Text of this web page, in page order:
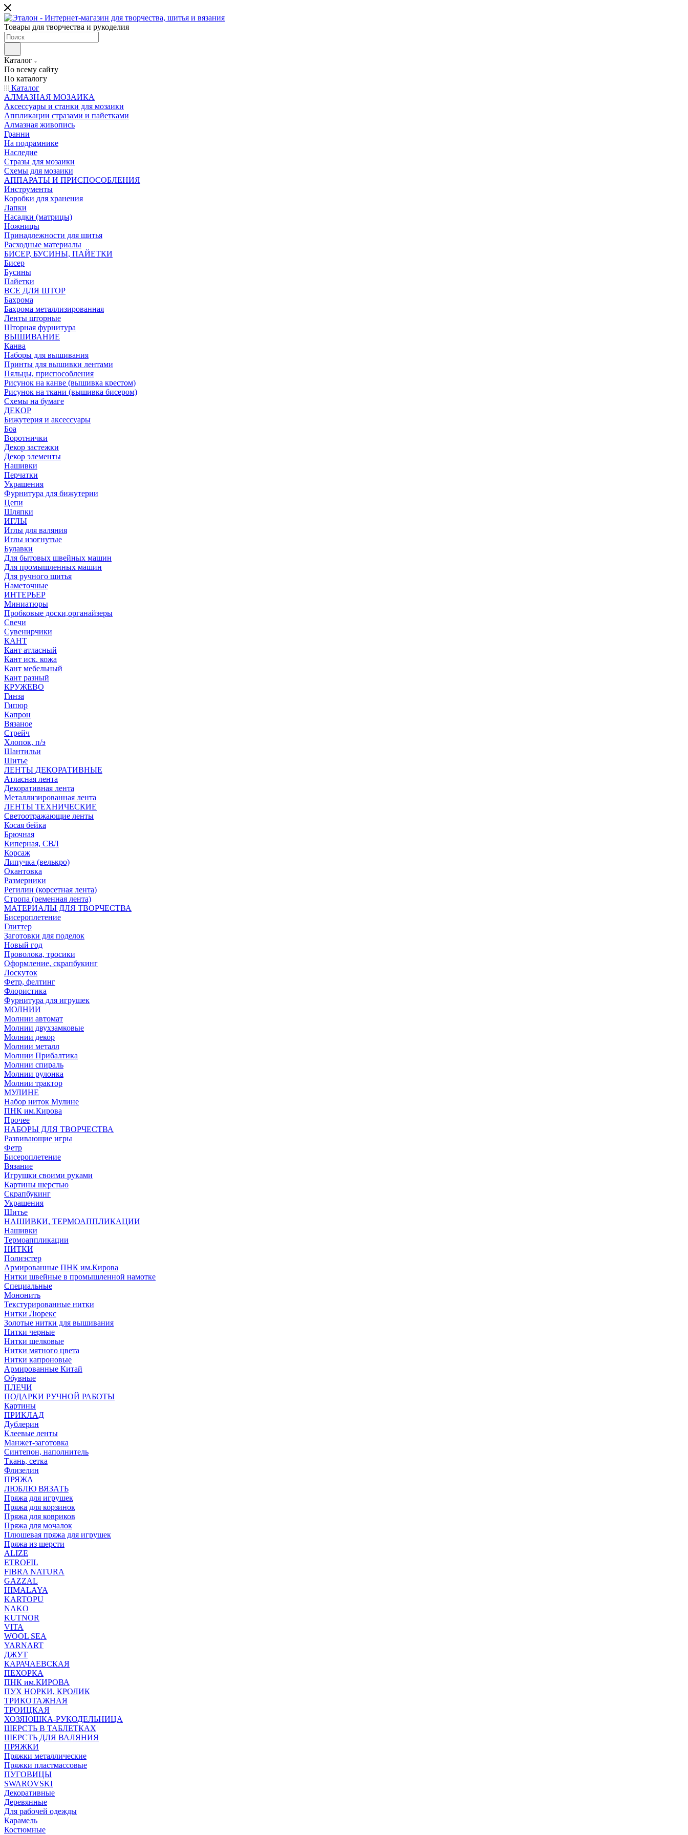
Товары для творчества и рукоделия
Каталог
По всему сайту
По каталогу
Каталог
АЛМАЗНАЯ МОЗАИКА
Аксессуары и станки для мозаики
Аппликации стразами и пайетками
Алмазная живопись
Гранни
На подрамнике
Наследие
Стразы для мозаики
Схемы для мозаики
АППАРАТЫ И ПРИСПОСОБЛЕНИЯ
Инструменты
Коробки для хранения
Лапки
Насадки (матрицы)
Ножницы
Принадлежности для шитья
Расходные материалы
БИСЕР, БУСИНЫ, ПАЙЕТКИ
Бисер
Бусины
Пайетки
ВСЕ ДЛЯ ШТОР
Бахрома
Бахрома металлизированная
Ленты шторные
Шторная фурнитура
ВЫШИВАНИЕ
Канва
Наборы для вышивания
Принты для вышивки лентами
Пяльцы, приспособления
Рисунок на канве (вышивка крестом)
Рисунок на ткани (вышивка бисером)
Схемы на бумаге
ДЕКОР
Бижутерия и аксессуары
Боа
Воротнички
Декор застежки
Декор элементы
Нашивки
Перчатки
Украшения
Фурнитура для бижутерии
Цепи
Шляпки
ИГЛЫ
Иглы для валяния
Иглы изогнутые
Булавки
Для бытовых швейных машин
Для промышленных машин
Для ручного шитья
Наметочные
ИНТЕРЬЕР
Миниатюры
Пробковые доски,органайзеры
Свечи
Сувенирчики
КАНТ
Кант атласный
Кант иск. кожа
Кант мебельный
Кант разный
КРУЖЕВО
Гинза
Гипюр
Капрон
Вязаное
Стрейч
Хлопок, п/э
Шантильи
Шитье
ЛЕНТЫ ДЕКОРАТИВНЫЕ
Атласная лента
Декоративная лента
Металлизированная лента
ЛЕНТЫ ТЕХНИЧЕСКИЕ
Светоотражающие ленты
Косая бейка
Брючная
Киперная, СВЛ
Корсаж
Липучка (велькро)
Окантовка
Размерники
Регилин (корсетная лента)
Стропа (ременная лента)
МАТЕРИАЛЫ ДЛЯ ТВОРЧЕСТВА
Бисероплетение
Глиттер
Заготовки для поделок
Новый год
Проволока, тросики
Оформление, скрапбукинг
Лоскуток
Фетр, фелтинг
Флористика
Фурнитура для игрушек
МОЛНИИ
Молнии автомат
Молнии двухзамковые
Молнии декор
Молнии металл
Молнии Прибалтика
Молнии спираль
Молнии рулонка
Молнии трактор
МУЛИНЕ
Набор ниток Мулине
ПНК им.Кирова
Прочее
НАБОРЫ ДЛЯ ТВОРЧЕСТВА
Развивающие игры
Фетр
Бисероплетение
Вязание
Игрушки своими руками
Картины шерстью
Скрапбукинг
Украшения
Шитье
НАШИВКИ, ТЕРМОАППЛИКАЦИИ
Нашивки
Термоаппликации
НИТКИ
Полиэстер
Армированные ПНК им.Кирова
Нитки швейные в промышленной намотке
Специальные
Мононить
Текстурированные нитки
Нитки Люрекс
Золотые нитки для вышивания
Нитки черные
Нитки шелковые
Нитки мятного цвета
Нитки капроновые
Армированные Китай
Обувные
ПЛЕЧИ
ПОДАРКИ РУЧНОЙ РАБОТЫ
Картины
ПРИКЛАД
Дублерин
Клеевые ленты
Манжет-заготовка
Синтепон, наполнитель
Ткань, сетка
Флизелин
ПРЯЖА
ЛЮБЛЮ ВЯЗАТЬ
Пряжа для игрушек
Пряжа для корзинок
Пряжа для ковриков
Пряжа для мочалок
Плюшевая пряжа для игрушек
Пряжа из шерсти
ALIZE
ETROFIL
FIBRA NATURA
GAZZAL
HIMALAYA
KARTOPU
NAKO
KUTNOR
VITA
WOOL SEA
YARNART
ДЖУТ
КАРАЧАЕВСКАЯ
ПЕХОРКА
ПНК им.КИРОВА
ПУХ НОРКИ, КРОЛИК
ТРИКОТАЖНАЯ
ТРОИЦКАЯ
ХОЗЯЮШКА-РУКОДЕЛЬНИЦА
ШЕРСТЬ В ТАБЛЕТКАХ
ШЕРСТЬ ДЛЯ ВАЛЯНИЯ
ПРЯЖКИ
Пряжки металлические
Пряжки пластмассовые
ПУГОВИЦЫ
SWAROVSKI
Декоративные
Деревянные
Для рабочей одежды
Карамель
Костюмные